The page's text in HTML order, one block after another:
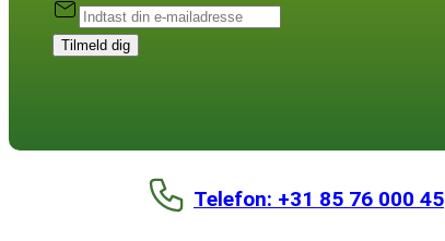
Tilmeld dig
Telefon: +31 85 76 000 45